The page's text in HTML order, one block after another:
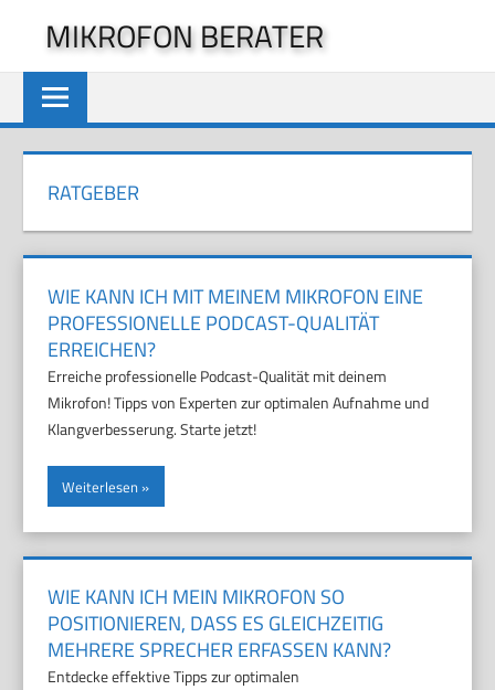
springen
MIKROFON BERATER
RATGEBER
WIE KANN ICH MIT MEINEM MIKROFON EINE
PROFESSIONELLE PODCAST-QUALITÄT
ERREICHEN?
Erreiche professionelle Podcast-Qualität mit deinem
Mikrofon! Tipps von Experten zur optimalen Aufnahme und
Klangverbesserung. Starte jetzt!
Weiterlesen
WIE KANN ICH MEIN MIKROFON SO
POSITIONIEREN, DASS ES GLEICHZEITIG
MEHRERE SPRECHER ERFASSEN KANN?
Entdecke effektive Tipps zur optimalen